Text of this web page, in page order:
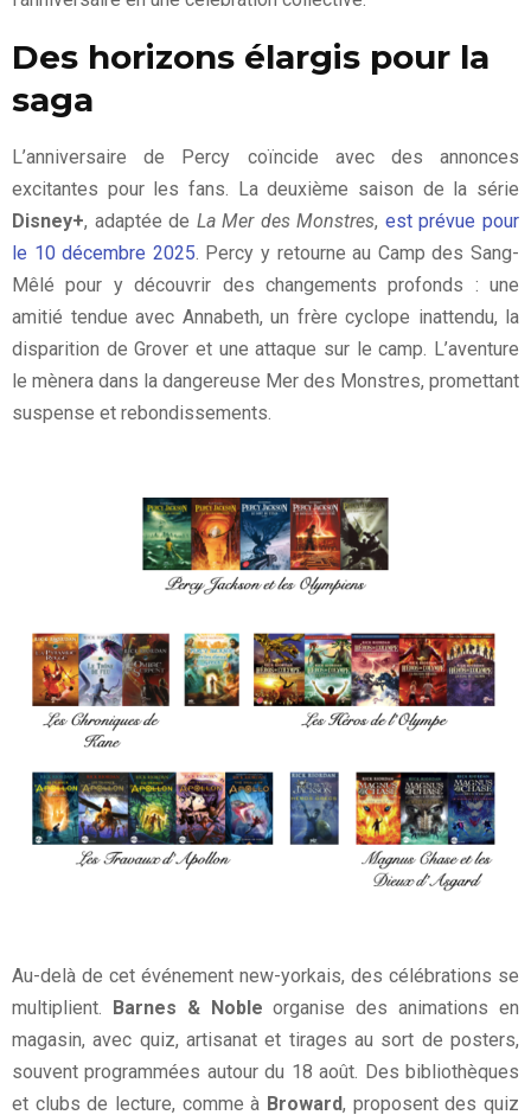
Des horizons élargis pour la
saga
L’anniversaire de Percy coïncide avec des annonces
excitantes pour les fans. La deuxième saison de la série
Disney+, adaptée de La Mer des Monstres, est prévue pour
le 10 décembre 2025. Percy y retourne au Camp des Sang-
Mêlé pour y découvrir des changements profonds : une
amitié tendue avec Annabeth, un frère cyclope inattendu, la
disparition de Grover et une attaque sur le camp. L’aventure
le mènera dans la dangereuse Mer des Monstres, promettant
suspense et rebondissements.
Au-delà de cet événement new-yorkais, des célébrations se
multiplient. Barnes & Noble organise des animations en
magasin, avec quiz, artisanat et tirages au sort de posters,
souvent programmées autour du 18 août. Des bibliothèques
et clubs de lecture, comme à Broward, proposent des quiz